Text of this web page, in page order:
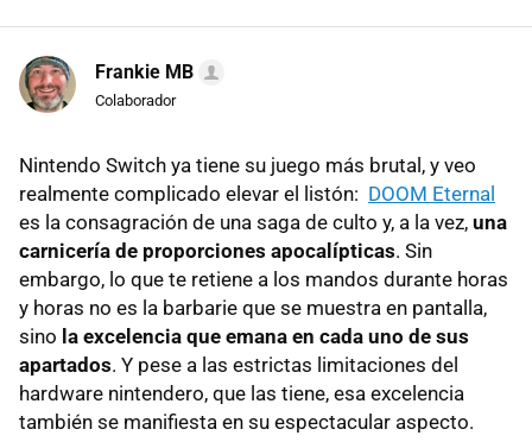
Frankie MB
Colaborador
Nintendo Switch ya tiene su juego más brutal, y veo
realmente complicado elevar el listón: DOOM Eternal
es la consagración de una saga de culto y, a la vez, una
carnicería de proporciones apocalípticas. Sin
embargo, lo que te retiene a los mandos durante horas
y horas no es la barbarie que se muestra en pantalla,
sino la excelencia que emana en cada uno de sus
apartados. Y pese a las estrictas limitaciones del
hardware nintendero, que las tiene, esa excelencia
también se manifiesta en su espectacular aspecto.